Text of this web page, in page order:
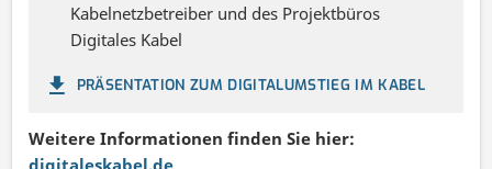
Kabelnetzbetreiber und des Projektbüros
Digitales Kabel
PRÄSENTATION ZUM DIGITALUMSTIEG IM KABEL
Weitere Informationen finden Sie hier: